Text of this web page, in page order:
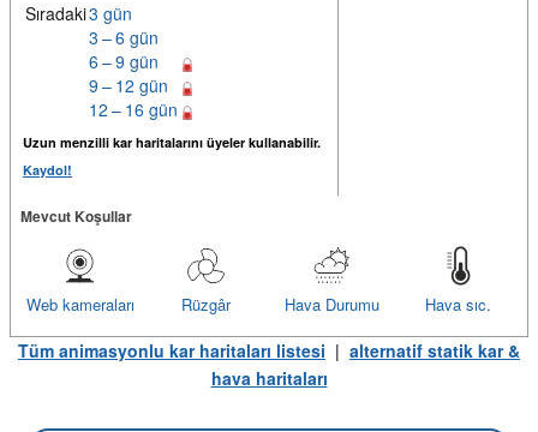
Sıradaki3 gün
3 – 6 gün
6 – 9 gün
9 – 12 gün
12 – 16 gün
Uzun menzilli kar haritalarını üyeler kullanabilir.
Kaydol!
Mevcut Koşullar
Hava sıc.
Hava Durumu
Rüzgâr
Web kameraları
Tüm animasyonlu kar haritaları listesi | alternatif statik kar &
hava haritaları